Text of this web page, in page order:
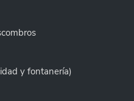
y fontanería)